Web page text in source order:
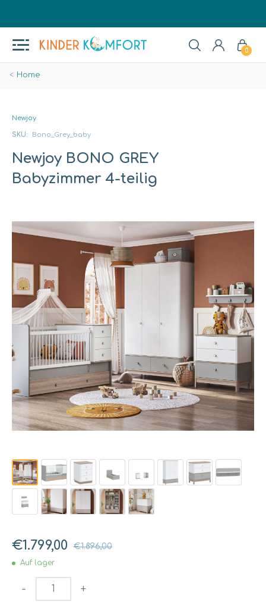
0
Home
Newjoy BONO GREY
Babyzimmer 4-teilig
Newjoy
SKU: Bono_Grey_baby
€1.799,00 €1.896,00
Auf lager
- +